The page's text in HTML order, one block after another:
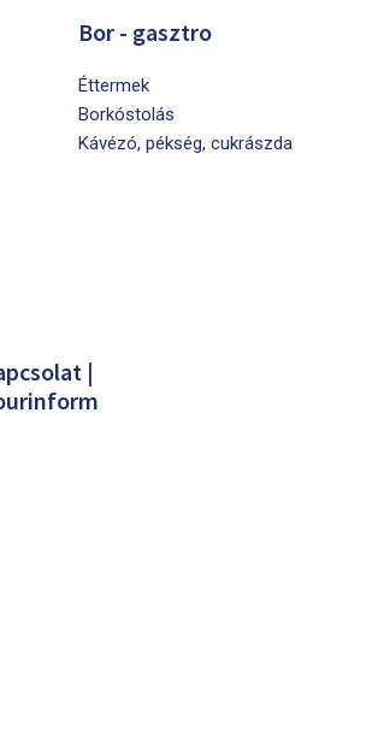
Bor - gasztro
Éttermek
Borkóstolás
Kávézó, pékség, cukrászda
|